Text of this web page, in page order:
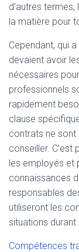
d’autres termes,
la matière pour
Cependant, qui
devaient avoir
nécessaires
professionnels
rapidement
clause
contrats ne sont
conseiller.
les employés et
connaissances
responsables
utiliseront les
situations durant
Compétences